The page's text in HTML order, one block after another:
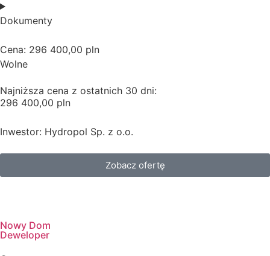
Dokumenty
Cena: 296 400,00 pln
Wolne
Najniższa cena z ostatnich 30 dni:
296 400,00 pln
Inwestor: Hydropol Sp. z o.o.
Zobacz ofertę
Nowy Dom
Deweloper